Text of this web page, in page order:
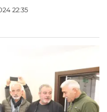
22:35